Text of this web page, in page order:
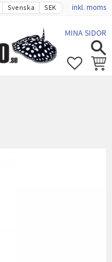
Svenska SEK inkl. moms
MINA SIDOR